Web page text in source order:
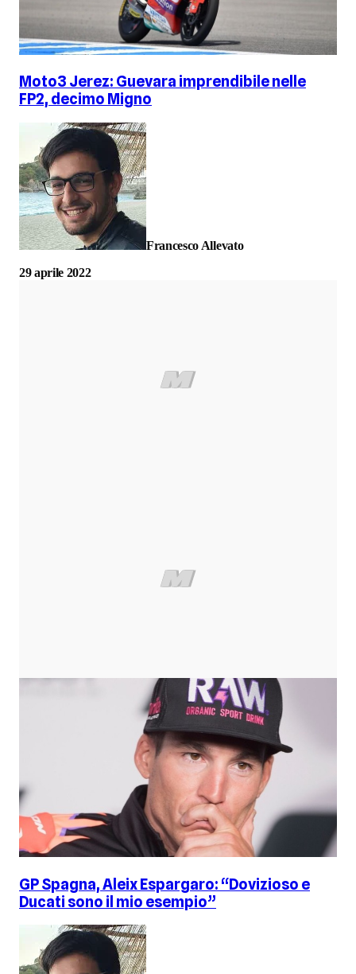
Moto3 Jerez: Guevara imprendibile nelle
FP2, decimo Migno
Francesco Allevato
29 aprile 2022
GP Spagna, Aleix Espargaro: “Dovizioso e
Ducati sono il mio esempio”